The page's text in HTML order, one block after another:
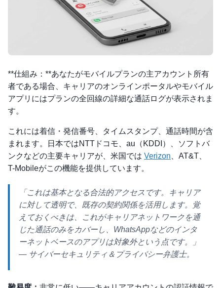
**仕組み：**あなたがモバイルプランの主アカウント所有
者である場合、キャリアのオンラインポータルやモバイル
アプリにはプランの全回線の詳細な通話ログが表示されま
す。
これには着信・発信番号、タイムスタンプ、通話時間が含
まれます。日本ではNTTドコモ、au（KDDI）、ソフトバ
ンクなどの主要キャリアが、米国では Verizon 、AT&T、
T-Mobileがこの機能を提供しています。
「これは基本となる合法的アクセスです。キャリア
に対して透明で、既存の契約関係を活用します。覚
えておくべきは、これがキャリアネットワークを通
じた通話のみをカバーし、WhatsAppなどのインタ
ーネットベースのアプリは対象外という点です。」
— サイバーセキュリティ＆プライバシー弁護士。